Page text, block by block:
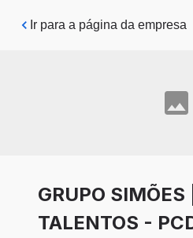
Pular para o conteúdo principal
Ir para a página da empresa
GRUPO
TALENTOS -